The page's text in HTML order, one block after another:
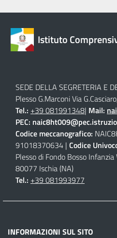
Istituto
SEDE DELLA SEGRETERIA E
Plesso G.Marconi Via
Tel.: +39 081991348| Mail:
PEC:
Codice meccanografico:
91018370634 | Codice
Plesso di Fondo Bosso
80077 Ischia (NA)
Tel.: +39 081993977
INFORMAZIONI SUL SITO